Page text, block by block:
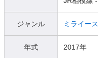
ジャンル ミライース
年式 2017年